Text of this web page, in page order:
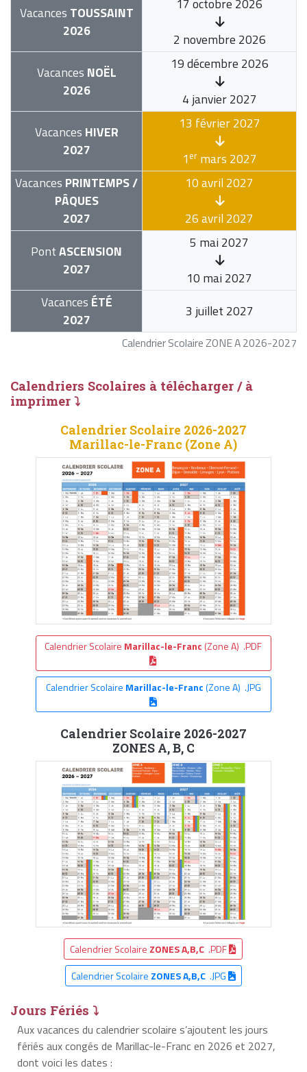
Calendrier Scolaire ZONE A 2026-2027
Vacances TOUSSAINT
2026
17 octobre 2026
2 novembre 2026
Vacances NOËL
2026
19 décembre 2026
4 janvier 2027
Vacances HIVER
2027
13 février 2027
1ermars 2027
Vacances PRINTEMPS /
PÂQUES
2027
10 avril 2027
26 avril 2027
PontASCENSION
2027
5 mai 2027
10 mai 2027
Vacances ÉTÉ
2027
3 juillet 2027
Calendriers Scolaires à télécharger / à
imprimer ⤵
Calendrier Scolaire 2026-2027
Marillac-le-Franc (Zone A)
Calendrier Scolaire Marillac-le-Franc (Zone A) .PDF
Calendrier Scolaire Marillac-le-Franc(Zone A) .JPG
Calendrier Scolaire 2026-2027
ZONES A, B, C
Calendrier Scolaire ZONES A,B,C .PDF
Calendrier Scolaire ZONES A,B,C.JPG
Jours Fériés ⤵
Aux vacances du calendrier scolaire s’ajoutent les jours
fériés aux congés de Marillac-le-Franc en 2026 et 2027,
dont voici les dates :